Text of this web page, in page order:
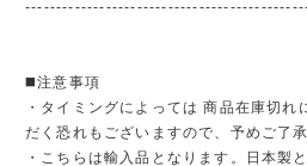
◼️注意事項
・タイミングによっては 商品在庫切
だく恐れもございますので、予めご了
・こちらは輸入品となります。日本製